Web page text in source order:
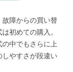
故障からの買い替
初めての購入。
中でもさらに上
しやすさが段違い